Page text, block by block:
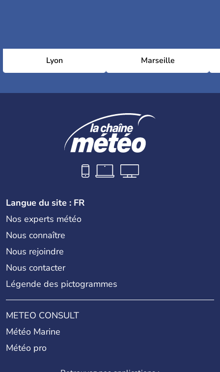
Lyon Marseille
Langue du site : FR
Nos experts météo
Nous connaître
Nous rejoindre
Nous contacter
Légende des pictogrammes
METEO CONSULT
Météo Marine
Météo pro